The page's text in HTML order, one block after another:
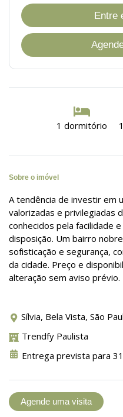
Entre
1 dormitório
Sobre o imóvel
A tendência de investir em
valorizadas e privilegiadas
conhecidos pela facilidade
disposição. Um bairro
sofisticação e segurança,
da cidade. Preço e
alteração sem aviso prévio.
Sílvia, Bela Vista, São
Trendfy Paulista
Entrega prevista para
Agende uma visita